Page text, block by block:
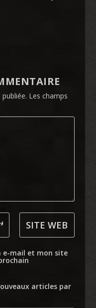
Les champs
e-mail et mon site
articles par